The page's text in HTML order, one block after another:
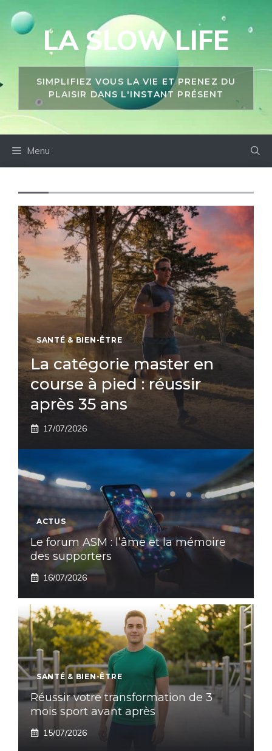
LA SLOW LIFE
SIMPLIFIEZ VOUS LA VIE ET PRENEZ DU
PLAISIR DANS L'INSTANT PRÉSENT
Menu
SANTÉ & BIEN-ÊTRE
La catégorie master en
course à pied : réussir
après 35 ans
17/07/2026
ACTUS
Le forum ASM : l’âme et la mémoire
des supporters
16/07/2026
SANTÉ & BIEN-ÊTRE
Réussir votre transformation de 3
mois sport avant après
15/07/2026